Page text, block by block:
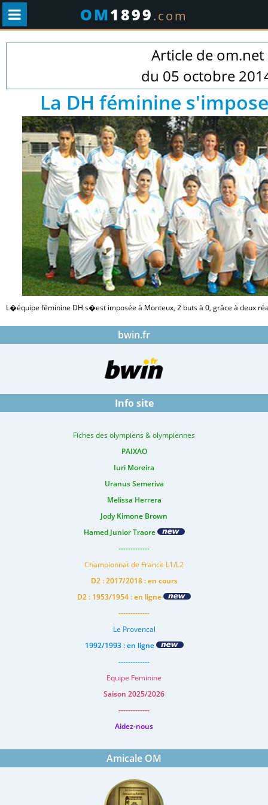
OM1899.com
Article de om.net
du 05 octobre
La DH féminine
L�équipe féminine DH s�est imposée à Monteux, 2 buts à 0, grâce à deux
bwin.fr
Info site
Fiches des olympiens & olympiennes
PAIXAO
Iuri Moreira
Uranus Semeriva
Melissa Herrera
Jody Kimone Brown
Hamed Junior Traore
-------------
Championnat de France L1/L2
D2 : 2017/2018 : en cours
D2 : 1953/1954 : en ligne
-------------
Le Provencal
1992/1993 : en ligne
-------------
Equipe Feminine
Saison 2025/2026
-------------
Aidez-nous
Amicale OM